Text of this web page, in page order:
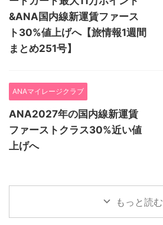
&ANA国内線新運賃ファース
ト30%値上げへ【旅情報1週間
まとめ251号】
ANAマイレージクラブ
ANA2027年の国内線新運賃
ファーストクラス30%近い値
上げへ
もっと読む